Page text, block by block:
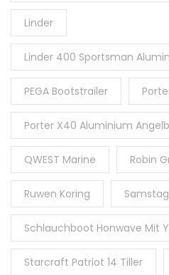
Linder
Linder 400 Sportsman
PEGA Bootstrailer
Porter X40 Aluminium
QWEST Marine Robin
Ruwen Koring Samstag
Schlauchboot Honwave Mit
Starcraft Patriot 14 Tiller